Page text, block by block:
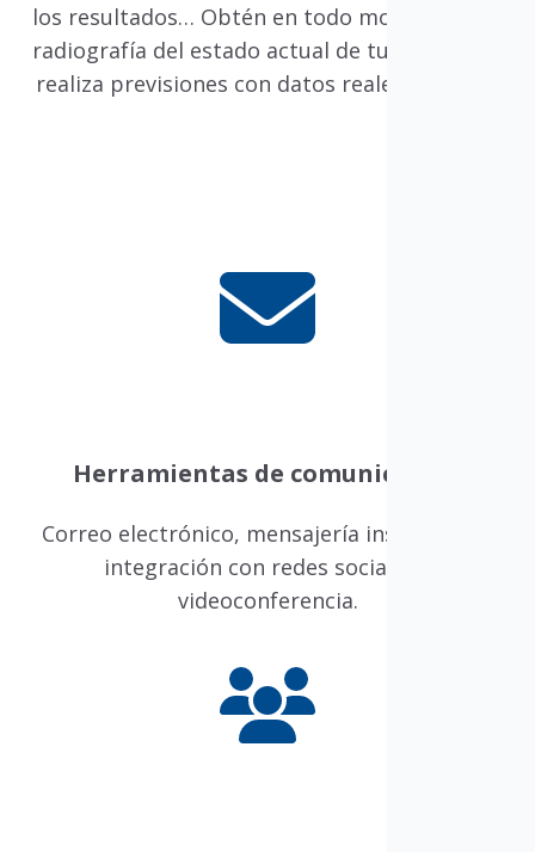
los resultados… Obtén en todo momento una
radiografía del estado actual de tu empresa y
realiza previsiones con datos reales y fiables.
Herramientas de comunicación
Correo electrónico, mensajería instantánea,
integración con redes sociales y
videoconferencia.